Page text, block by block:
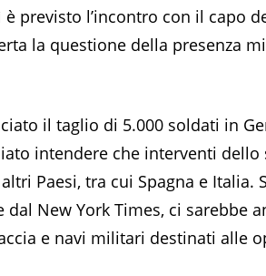
previsto l’incontro con il capo
la questione della presenza
il taglio di 5.000 soldati in
intendere che interventi dello
Paesi, tra cui Spagna e Italia.
New York Times, ci sarebbe
e navi militari destinati alle